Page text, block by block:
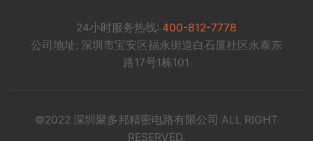
24小时服务热线: 400-812-7778
公司地址: 深圳市宝安区福永街道白石厦社区永泰东
路17号1栋101
©2022 深圳聚多邦精密电路有限公司 ALL RIGHT
RESERVED.